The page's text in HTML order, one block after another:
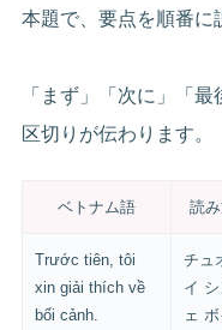
本題で、要点を順番に
「まず」「次に」「
区切りが伝わります。
ベトナム語 読
Trước tiên, tôi
xin giải thích về
bối cảnh.
チュ
イ
ェ